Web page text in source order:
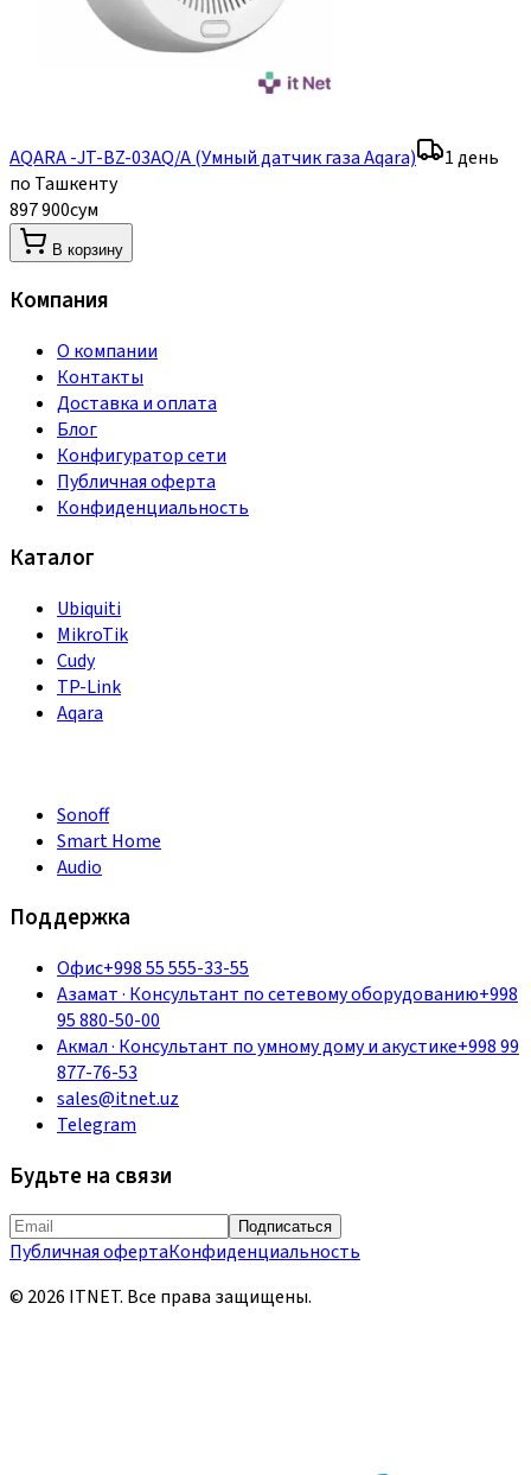
AQARA -JT-BZ-03AQ/A (Умный датчик газа Aqara)
1 день
по Ташкенту
897 900сум
В корзину
Компания
О компании
Контакты
Доставка и оплата
Блог
Конфигуратор сети
Публичная оферта
Конфиденциальность
Каталог
Ubiquiti
MikroTik
Cudy
TP-Link
Aqara
Sonoff
Smart Home
Audio
Поддержка
Офис+998 55 555-33-55
Азамат· Консультант по сетевому оборудованию+998
95 880-50-00
Акмал· Консультант по умному дому и акустике+998 99
877-76-53
sales@itnet.uz
Telegram
Будьте на связи
Подписаться
Публичная офертаКонфиденциальность
© 2026 ITNET. Все права защищены.